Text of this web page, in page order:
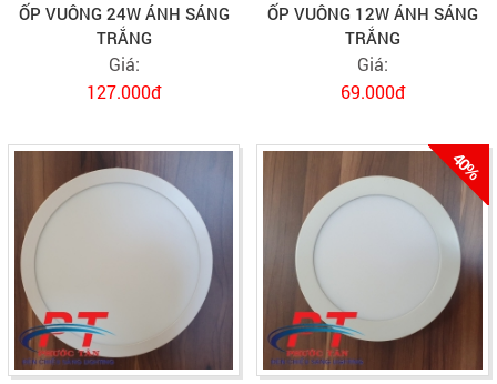
ỐP VUÔNG 24W ÁNH SÁNG
TRẮNG
Giá:
127.000đ
ỐP VUÔNG 12W ÁNH SÁNG
TRẮNG
Giá:
69.000đ
40%